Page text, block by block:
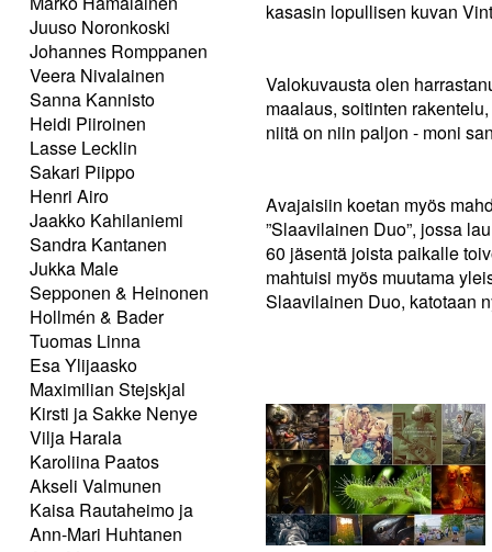
Juuso Noronkoski
Johannes Romppanen
Veera Nivalainen
Sanna Kannisto
Heidi Piiroinen
Lasse Lecklin
Sakari Piippo
Henri Airo
Jaakko Kahilaniemi
Sandra Kantanen
Jukka Male
Sepponen & Heinonen
Hollmén & Bader
Tuomas Linna
Esa Ylijaasko
Maximilian Stejskjal
Kirsti ja Sakke Nenye
Vilja Harala
Karoliina Paatos
Akseli Valmunen
Kaisa Rautaheimo ja
Ann-Mari Huhtanen
kasasin lopullisen kuvan
Valokuvausta olen
maalaus, soitinten
niitä on niin paljon - moni
Avajaisiin koetan myös
”Slaavilainen Duo”, jossa
60 jäsentä joista paikalle
mahtuisi myös muutama
Slaavilainen Duo, katotaan